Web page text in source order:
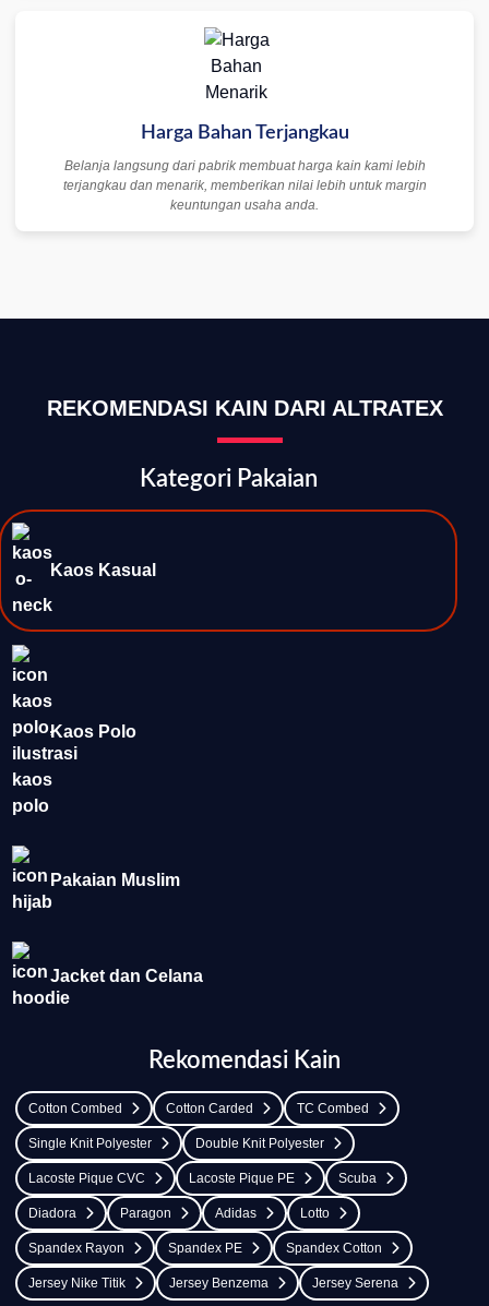
Harga Bahan Terjangkau
Belanja langsung dari pabrik membuat harga kain kami lebih
terjangkau dan menarik, memberikan nilai lebih untuk margin
keuntungan usaha anda.
REKOMENDASI KAIN DARI ALTRATEX
Kategori Pakaian
Kaos Kasual
Kaos Polo
Pakaian Muslim
Jacket dan Celana
Rekomendasi Kain
Cotton Combed Cotton Carded TC Combed
Single Knit Polyester Double Knit Polyester
Lacoste Pique CVC Lacoste Pique PE Scuba
Diadora Paragon Adidas Lotto
Spandex Rayon Spandex PE Spandex Cotton
Jersey Nike Titik Jersey Benzema Jersey Serena